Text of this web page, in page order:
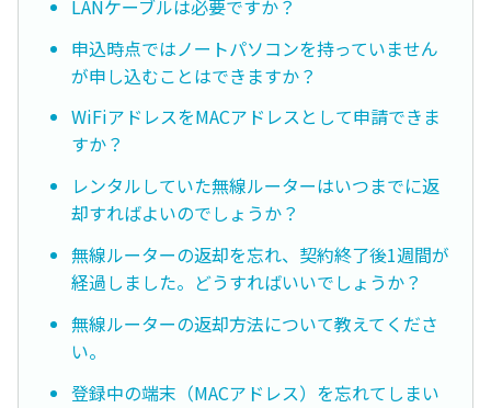
LANケーブルは必要ですか？
申込時点ではノートパソコンを持っていません
が申し込むことはできますか？
WiFiアドレスをMACアドレスとして申請できま
すか？
レンタルしていた無線ルーターはいつまでに返
却すればよいのでしょうか？
無線ルーターの返却を忘れ、契約終了後1週間が
経過しました。どうすればいいでしょうか？
無線ルーターの返却方法について教えてくださ
い。
登録中の端末（MACアドレス）を忘れてしまい